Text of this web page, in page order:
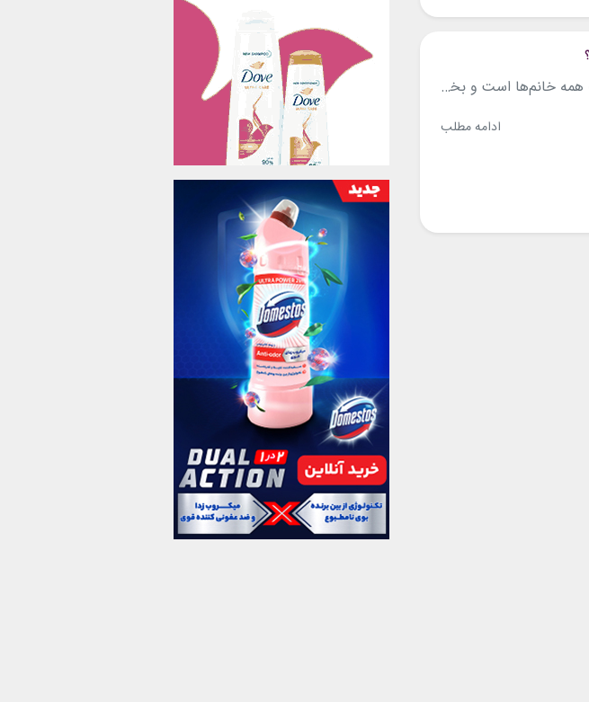
رنگ‌های خنثی از رنگ‌های محبوب همه خانم‌ها است و بخش مهمی از لباس زنانه را تشکیل می‌دهد چون این رنگ‌ها تطبیق پذیری بالایی دارند، با رنگ‌های دیگر به راحتی ست می‌شوند، همچنین به همه می‌آیند و هرگز از مد نمی‌افتند. تمایل اکثریت خانم‌ها به رنگ‌های تیره خنثی مثل مشکی و سرمه‌ای است و رنگ‌های خنثی...
ادامه مطلب